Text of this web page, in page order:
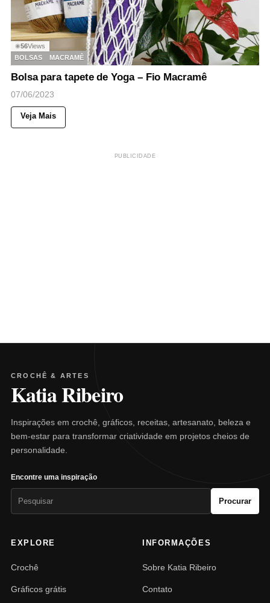
◉56Views
BOLSAS
MACRAMÊ
Bolsa para tapete de Yoga – Fio Macramê
07/06/2023
Veja Mais
PUBLICIDADE
CROCHÊ & ARTES
Katia Ribeiro
Inspirações em crochê, gráficos, receitas, artesanato, beleza e
bem-estar para transformar criatividade em projetos cheios de
personalidade.
Encontre uma inspiração
Procurar
EXPLORE
Crochê
Gráficos grátis
INFORMAÇÕES
Sobre Katia Ribeiro
Contato